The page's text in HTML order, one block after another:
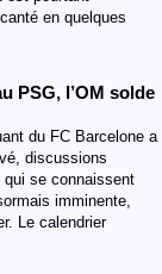
en quelques
PSG, l’OM solde
du FC Barcelone a
discussions
se connaissent
imminente,
Le calendrier